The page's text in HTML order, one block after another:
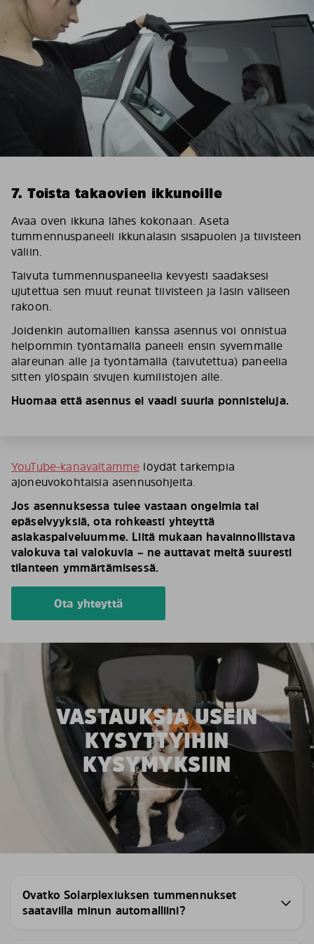
7. Toista takaovien ikkunoille
Avaa oven ikkuna lähes kokonaan. Aseta
tummennuspaneeli ikkunalasin sisäpuolen ja tiivisteen
väliin.
Taivuta tummennuspaneelia kevyesti saadaksesi
ujutettua sen muut reunat tiivisteen ja lasin väliseen
rakoon.
Joidenkin automallien kanssa asennus voi onnistua
helpommin työntämällä paneeli ensin syvemmälle
alareunan alle ja työntämällä (taivutettua) paneelia
sitten ylöspäin sivujen kumilistojen alle.
Huomaa että asennus ei vaadi suuria ponnisteluja.
YouTube-kanavaltamme löydät tarkempia
ajoneuvokohtaisia asennusohjeita.
Jos asennuksessa tulee vastaan ongelmia tai
epäselvyyksiä, ota rohkeasti yhteyttä
asiakaspalveluumme. Liitä mukaan havainnollistava
valokuva tai valokuvia – ne auttavat meitä suuresti
tilanteen ymmärtämisessä.
Ota yhteyttä
VASTAUKSIA USEIN
KYSYTTYIHIN
KYSYMYKSIIN
Ovatko Solarplexiuksen tummennukset
saatavilla minun automalliini?